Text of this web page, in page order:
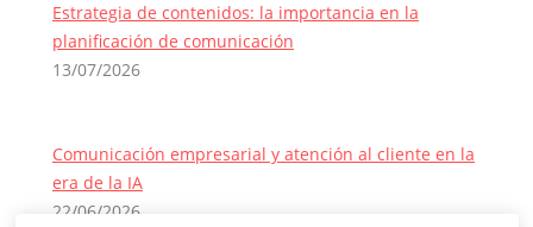
Estrategia de contenidos: la importancia en la
planificación de comunicación
13/07/2026
Comunicación empresarial y atención al cliente en la
era de la IA
22/06/2026